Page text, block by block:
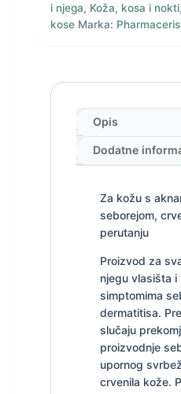
i njega, Koža, kosa i nokti,
kose Marka: Pharmaceris
Opis
Dodatne
Za kožu s
seborejom,
perutanju
Proizvod za
njegu vlasišta i
simptomima
dermatitisa.
slučaju
proizvodnje
upornog
crvenila kože.